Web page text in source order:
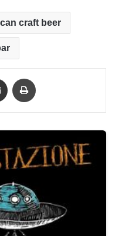
craft beer
Condividi via mail